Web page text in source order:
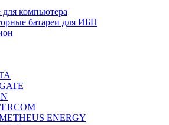
компьютера
батареи для ИБП
ENERGY